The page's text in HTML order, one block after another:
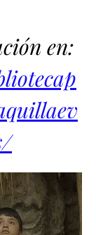
en: